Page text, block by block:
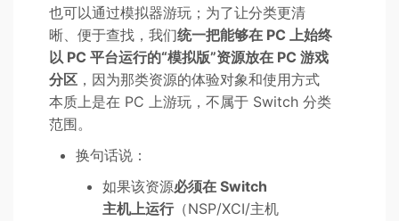
也可以通过模拟器游玩；为了让分类更清
晰、便于查找，我们统一把能够在 PC 上始终
以 PC 平台运行的“模拟版”资源放在 PC 游戏
分区 ，因为那类资源的体验对象和使用方式
本质上是在 PC 上游玩，不属于 Switch 分类
范围。
换句话说：
如果该资源必须在 Switch
主机上运行（NSP/XCI/主机